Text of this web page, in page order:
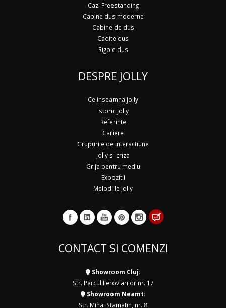
Cazi Freestanding
Cabine dus moderne
Cabine de dus
Cadite dus
Rigole dus
DESPRE JOLLY
Ce inseamna Jolly
Istoric Jolly
Referinte
Cariere
Grupurile de interactiune
Jolly si criza
Grija pentru mediu
Expozitii
Melodiile Jolly
CONTACT SI COMENZI
Showroom Cluj:
Str. Parcul Feroviarilor nr. 17
Showroom Neamt:
Str. Mihai Stamatin, nr. 8